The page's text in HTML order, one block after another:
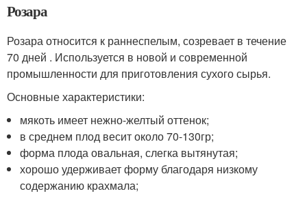
Розара
Розара относится к раннеспелым, созревает в течение
70 дней . Используется в новой и современной
промышленности для приготовления сухого сырья.
Основные характеристики:
мякоть имеет нежно-желтый оттенок;
в среднем плод весит около 70-130гр;
форма плода овальная, слегка вытянутая;
хорошо удерживает форму благодаря низкому
содержанию крахмала;